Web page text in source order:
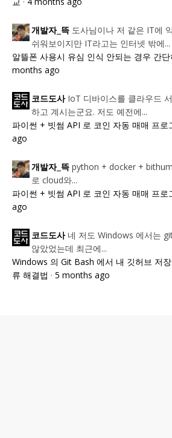
개발자_뜩 도사님이나 저 같은 IT에
쉬워보이지만 IT라고는 인터넷 밖에...
알뜰폰 사용시 유심 인식 안되는 경우 간
months ago
코드도사 IoT 디바이스를 클라우드
하고 계시는군요. 저도 예전에...
파이썬 + 빗썸 API 로 코인 자동 매매 프로
ago
개발자_뜩 python + docker +
로 cloud와...
파이썬 + 빗썸 API 로 코인 자동 매매 프로
ago
코드도사 네 저도 Windows 에서는
않았었는데 최근에...
Windows 의 Git Bash 에서 내 깃허브 저
류 해결법 · 5 months ago